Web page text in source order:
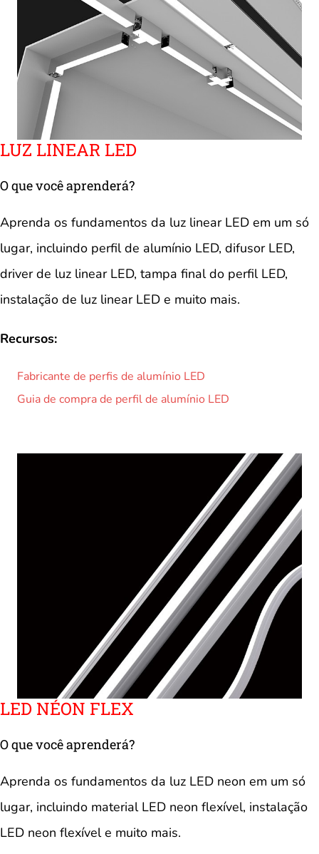
LUZ LINEAR LED
O que você aprenderá?
Aprenda os fundamentos da luz linear LED em um só
lugar, incluindo perfil de alumínio LED, difusor LED,
driver de luz linear LED, tampa final do perfil LED,
instalação de luz linear LED e muito mais.
Recursos:
Fabricante de perfis de alumínio LED
Guia de compra de perfil de alumínio LED
LED NÉON FLEX
O que você aprenderá?
Aprenda os fundamentos da luz LED neon em um só
lugar, incluindo material LED neon flexível, instalação
LED neon flexível e muito mais.